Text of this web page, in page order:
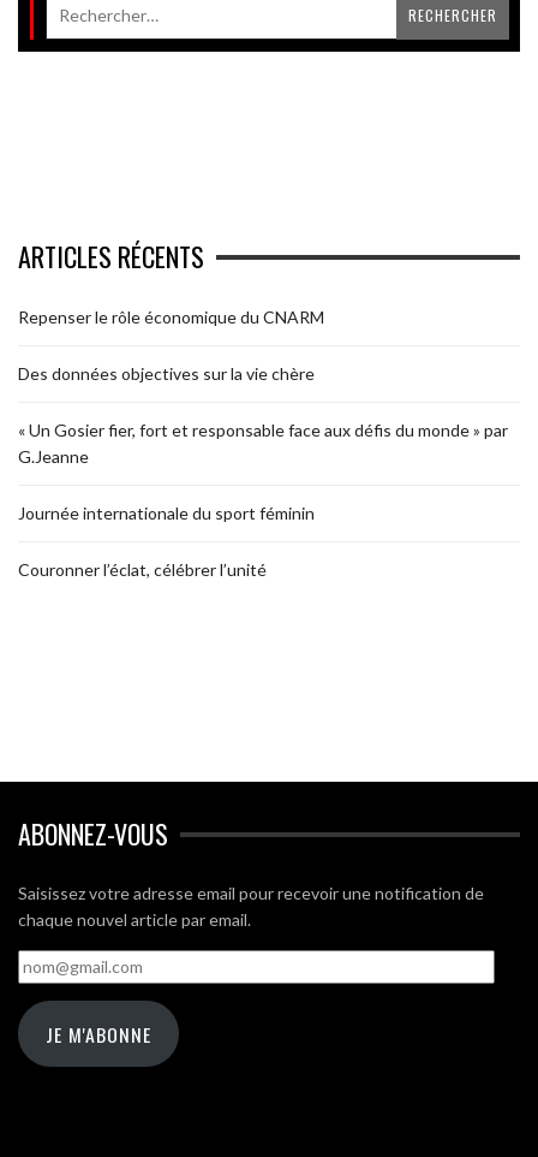
ARTICLES RÉCENTS
Repenser le rôle économique du CNARM
Des données objectives sur la vie chère
« Un Gosier fier, fort et responsable face aux défis du monde » par
G.Jeanne
Journée internationale du sport féminin
Couronner l’éclat, célébrer l’unité
ABONNEZ-VOUS
Saisissez votre adresse email pour recevoir une notification de
chaque nouvel article par email.
nom@gmail.com
JE M'ABONNE